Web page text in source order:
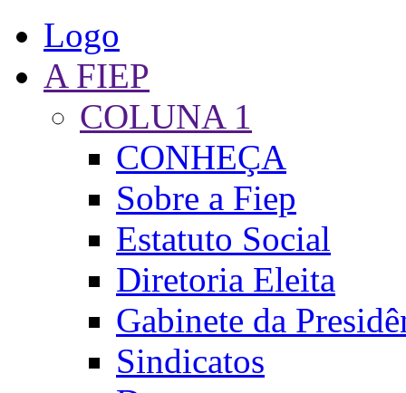
Logo
A FIEP
COLUNA 1
CONHEÇA
Sobre a Fiep
Estatuto Social
Diretoria Eleita
Gabinete da
Sindicatos